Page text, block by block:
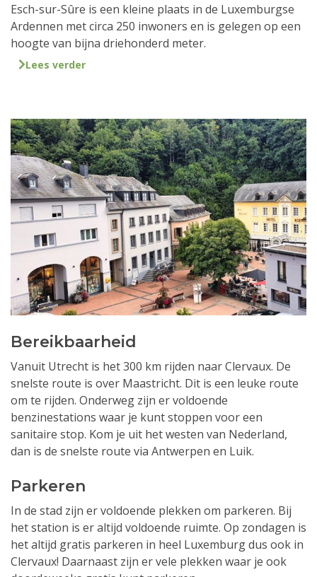
Esch-sur-Sûre is een kleine plaats in de Luxemburgse
Ardennen met circa 250 inwoners en is gelegen op een
hoogte van bijna driehonderd meter.
Lees verder
Bereikbaarheid
Vanuit Utrecht is het 300 km rijden naar Clervaux. De
snelste route is over Maastricht. Dit is een leuke route
om te rijden. Onderweg zijn er voldoende
benzinestations waar je kunt stoppen voor een
sanitaire stop. Kom je uit het westen van Nederland,
dan is de snelste route via Antwerpen en Luik.
Parkeren
In de stad zijn er voldoende plekken om parkeren. Bij
het station is er altijd voldoende ruimte. Op zondagen is
het altijd gratis parkeren in heel Luxemburg dus ook in
Clervaux! Daarnaast zijn er vele plekken waar je ook